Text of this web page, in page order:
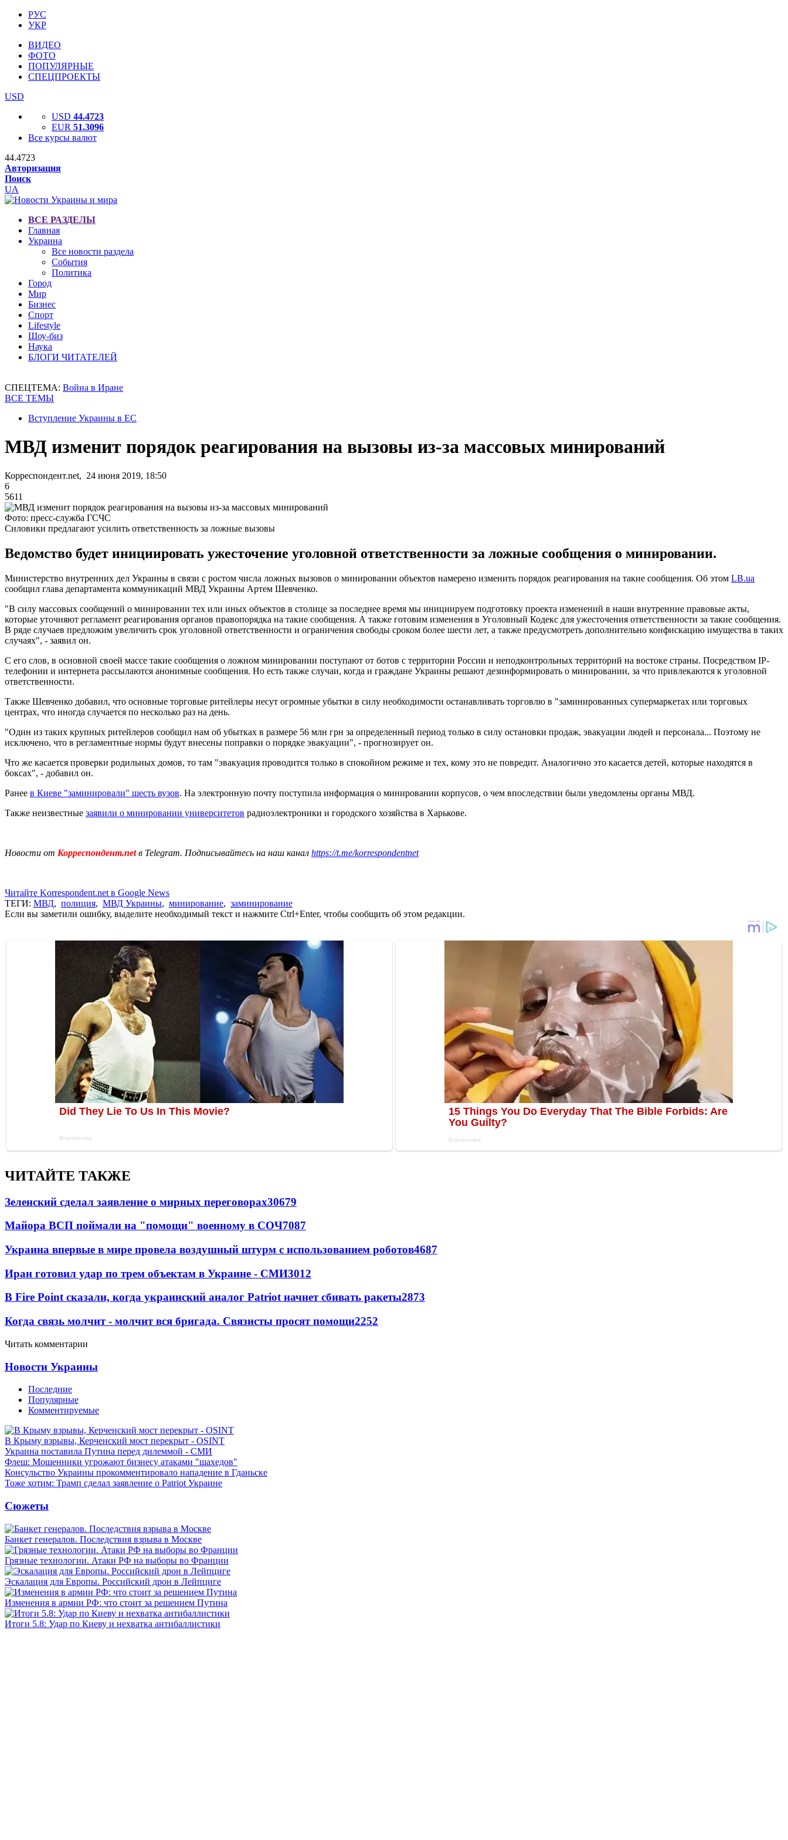
РУС
УКР
ВИДЕО
ФОТО
ПОПУЛЯРНЫЕ
СПЕЦПРОЕКТЫ
USD
USD 44.4723
EUR 51.3096
Все курсы валют
44.4723
Авторизация
Поиск
UA
ВСЕ РАЗДЕЛЫ
Главная
Украина
Все новости раздела
События
Политика
Город
Мир
Бизнес
Спорт
Lifestyle
Шоу-биз
Наука
БЛОГИ ЧИТАТЕЛЕЙ
СПЕЦТЕМА: Война в Иране
ВСЕ ТЕМЫ
Вступление Украины в ЕС
МВД изменит порядок реагирования на вызовы из-за массовых минирований
Корреспондент.net, 24 июня 2019, 18:50
6
5611
Фото: пресс-служба ГСЧС
Силовики предлагают усилить ответственность за ложные вызовы
Ведомство будет инициировать ужесточение уголовной ответственности за ложные сообщения о минировании.
Министерство внутренних дел Украины в связи с ростом числа ложных вызовов о минировании объектов намерено изменить порядок реагирования на такие сообщения. Об этом LB.ua
сообщил глава департамента коммуникаций МВД Украины Артем Шевченко.
"В силу массовых сообщений о минировании тех или иных объектов в столице за последнее время мы инициируем подготовку проекта изменений в наши внутренние правовые акты,
которые уточняют регламент реагирования органов правопорядка на такие сообщения. А также готовим изменения в Уголовный Кодекс для ужесточения ответственности за такие сообщения.
В ряде случаев предложим увеличить срок уголовной ответственности и ограничения свободы сроком более шести лет, а также предусмотреть дополнительно конфискацию имущества в таких
случаях", - заявил он.
С его слов, в основной своей массе такие сообщения о ложном минировании поступают от ботов с территории России и неподконтрольных территорий на востоке страны. Посредством IP-
телефонии и интернета рассылаются анонимные сообщения. Но есть также случаи, когда и граждане Украины решают дезинформировать о минировании, за что привлекаются к уголовной
ответственности.
Также Шевченко добавил, что основные торговые ритейлеры несут огромные убытки в силу необходимости останавливать торговлю в "заминированных супермаркетах или торговых
центрах, что иногда случается по несколько раз на день.
"Один из таких крупных ритейлеров сообщил нам об убытках в размере 56 млн грн за определенный период только в силу остановки продаж, эвакуации людей и персонала... Поэтому не
исключено, что в регламентные нормы будут внесены поправки о порядке эвакуации", - прогнозирует он.
Что же касается проверки родильных домов, то там "эвакуация проводится только в спокойном режиме и тех, кому это не повредит. Аналогично это касается детей, которые находятся в
боксах", - добавил он.
Ранее в Киеве "заминировали" шесть вузов. На электронную почту поступила информация о минировании корпусов, о чем впоследствии были уведомлены органы МВД.
Также неизвестные заявили о минировании университетов радиоэлектроники и городского хозяйства в Харькове.
Новости от Корреспондент.netв Telegram. Подписывайтесь на наш канал https://t.me/korrespondentnet
Читайте Korrespondent.net в Google News
ТЕГИ: МВД, полиция, МВД Украины, минирование, заминирование
Если вы заметили ошибку, выделите необходимый текст и нажмите Ctrl+Enter, чтобы сообщить об этом редакции.
ЧИТАЙТЕ ТАКЖЕ
Зеленский сделал заявление о мирных переговорах30679
Майора ВСП поймали на "помощи" военному в СОЧ7087
Украина впервые в мире провела воздушный штурм с использованием роботов4687
Иран готовил удар по трем объектам в Украине - СМИ3012
В Fire Point сказали, когда украинский аналог Patriot начнет сбивать ракеты2873
Когда связь молчит - молчит вся бригада. Связисты просят помощи2252
Читать комментарии
Новости Украины
Последние
Популярные
Комментируемые
В Крыму взрывы, Керченский мост перекрыт - OSINT
Украина поставила Путина перед дилеммой - СМИ
Флеш: Мошенники угрожают бизнесу атаками "шахедов"
Консульство Украины прокомментировало нападение в Гданьске
Тоже хотим: Трамп сделал заявление о Patriot Украине
Сюжеты
Банкет генералов. Последствия взрыва в Москве
Грязные технологии. Атаки РФ на выборы во Франции
Эскалация для Европы. Российский дрон в Лейпциге
Изменения в армии РФ: что стоит за решением Путина
Итоги 5.8: Удар по Киеву и нехватка антибаллистики